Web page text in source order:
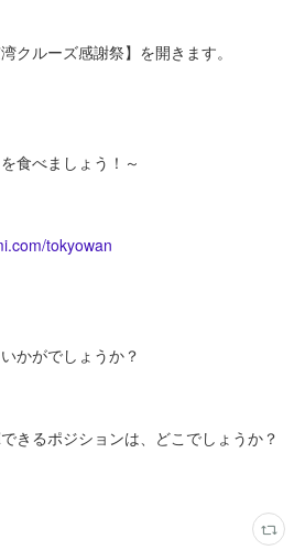
クルーズ感謝祭】を開きます。
食べましょう！～
tokyowan
かがでしょうか？
きるポジションは、どこでしょうか？